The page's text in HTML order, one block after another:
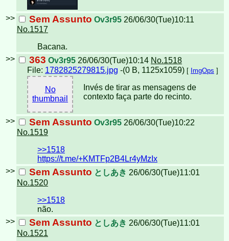
>> Sem Assunto Ov3r95 26/06/30(Tue)10:11
No.1517
Bacana.
>>
363 Ov3r95 26/06/30(Tue)10:14 No.1518
File: 1782825279815.jpg -(0 B, 1125x1059) [ ImgOps ]
No
thumbnail
Invés de tirar as mensagens de
contexto faça parte do recinto.
>> Sem Assunto Ov3r95 26/06/30(Tue)10:22
No.1519
>>1518
https://t.me/+KMTFp2B4Lr4yMzIx
>>
Sem Assunto としあき 26/06/30(Tue)11:01
No.1520
>>1518
não.
>>
Sem Assunto としあき 26/06/30(Tue)11:01
No.1521